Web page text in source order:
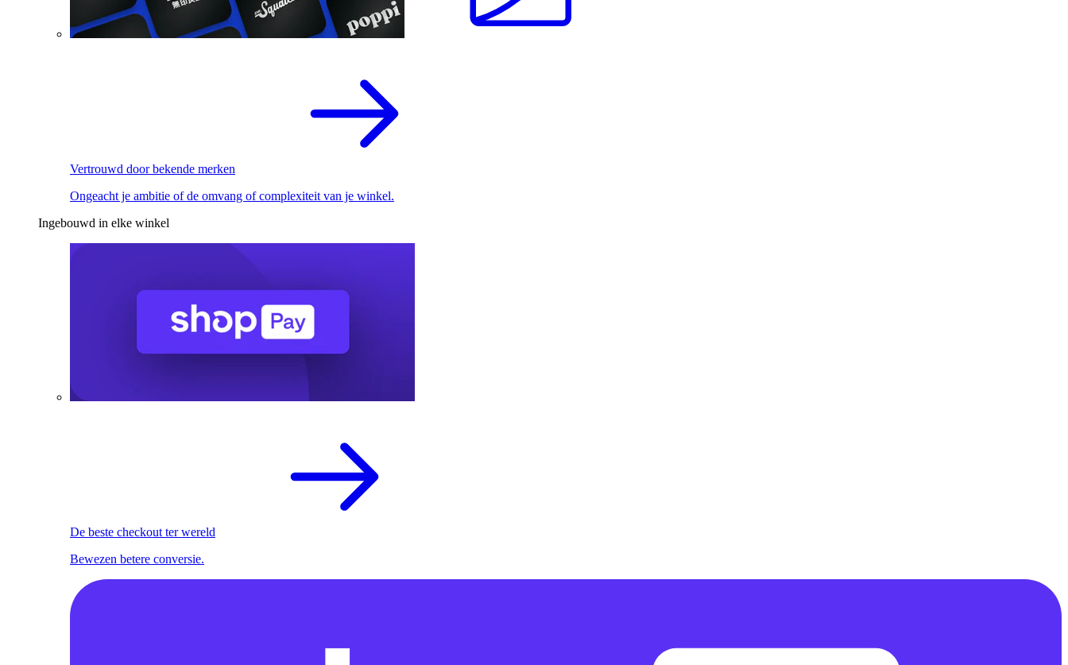
Vertrouwd door bekende merken
Ongeacht je ambitie of de omvang of complexiteit van je winkel.
Ingebouwd in elke winkel
De beste checkout ter wereld
Bewezen betere conversie.